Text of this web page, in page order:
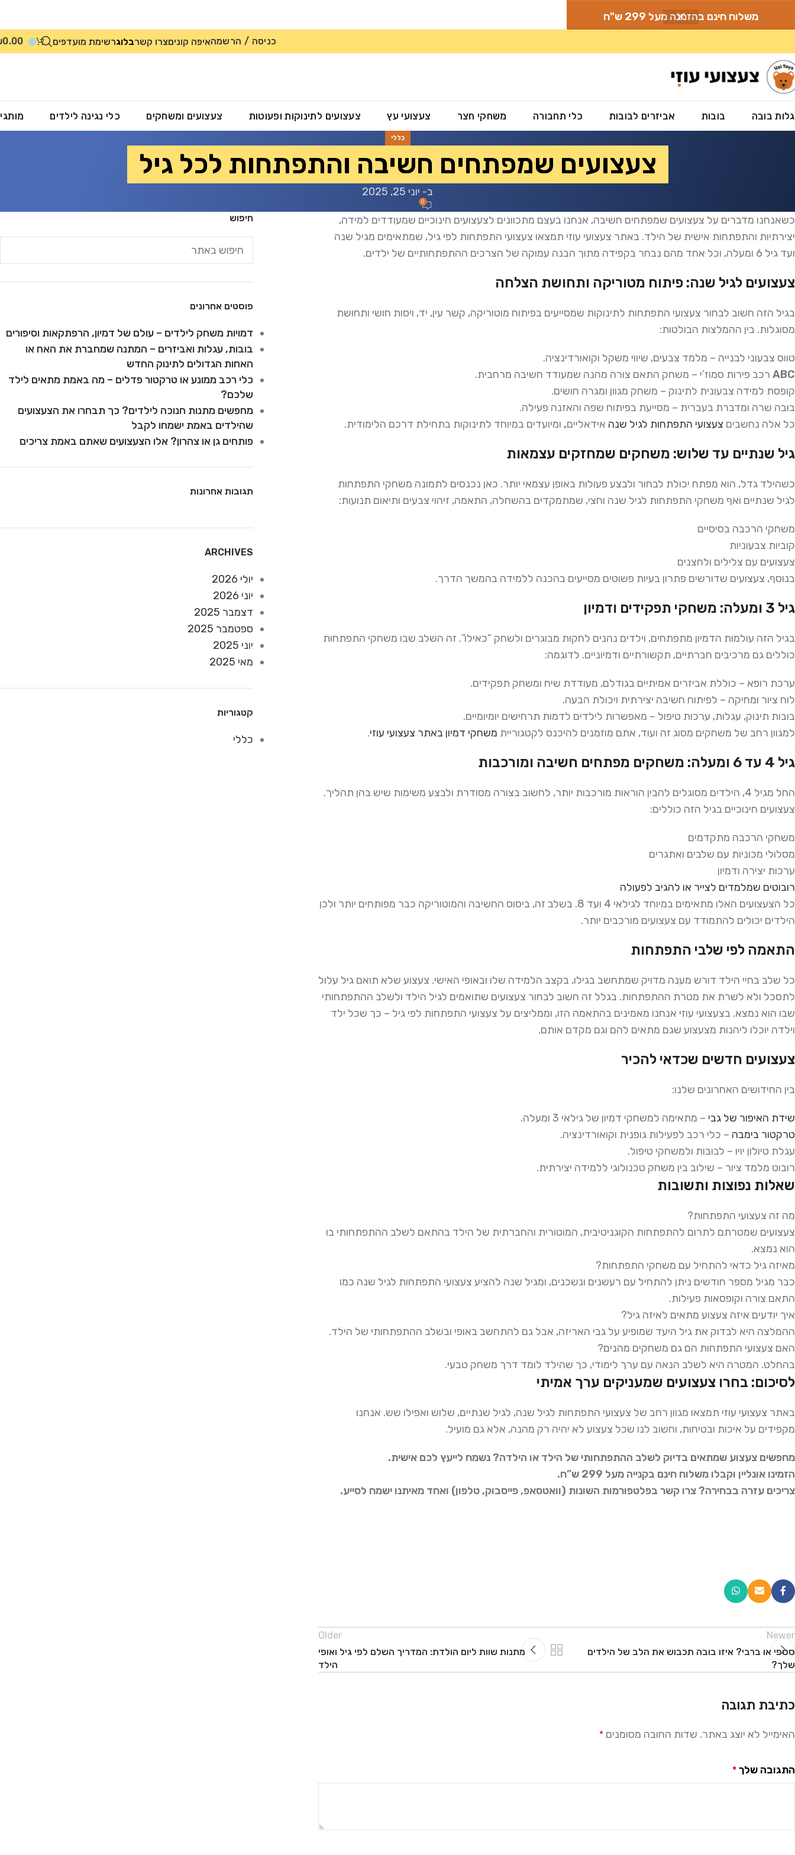
משלוח חינם בהזמנה מעל 299 ש"ח
כניסה / הרשמהאיפה קוניםצרו קשרבלוגרשימת מועדפים 0.00
בובה בובות אביזרים לבובות כלי תחבורה משחקי חצר צעצועי עץ צעצועים לתינוקות ופעוטות צעצועים ומשחקים כלי נגינה לילדים
כללי
צעצועים שמפתחים חשיבה והתפתחות לכל גיל
ב- יוני 25, 2025
0
כשאנחנו מדברים על צעצועים שמפתחים חשיבה, אנחנו בעצם מתכוונים לצעצועים חינוכיים שמעודדים למידה,
יצירתיות והתפתחות אישית של הילד. באתר צעצועי עוזי תמצאו צעצועי התפתחות לפי גיל, שמתאימים מגיל שנה
ועד גיל 6 ומעלה, וכל אחד מהם נבחר בקפידה מתוך הבנה עמוקה של הצרכים ההתפתחותיים של ילדים.
צעצועים לגיל שנה: פיתוח מטוריקה ותחושת הצלחה
בגיל הזה חשוב לבחור צעצועי התפתחות לתינוקות שמסייעים בפיתוח מוטוריקה, קשר עין, יד, ויסות חושי ותחושת
מסוגלות. בין ההמלצות הבולטות:
טווס צבעוני לבנייה – מלמד צבעים, שיווי משקל וקואורדינציה.
ABC רכב פירות סמוז’י – משחק התאם צורה מהנה שמעודד חשיבה מרחבית.
קופסת למידה צבעונית לתינוק – משחק מגוון ומגרה חושים.
בובה שרה ומדברת בעברית – מסייעת בפיתוח שפה והאזנה פעילה.
כל אלה נחשבים צעצועי התפתחות לגיל שנה אידאליים, ומיועדים במיוחד לתינוקות בתחילת דרכם הלימודית.
גיל שנתיים עד שלוש: משחקים שמחזקים עצמאות
כשהילד גדל, הוא מפתח יכולת לבחור ולבצע פעולות באופן עצמאי יותר. כאן נכנסים לתמונה משחקי התפתחות
לגיל שנתיים ואף משחקי התפתחות לגיל שנה וחצי, שמתמקדים בהשחלה, התאמה, זיהוי צבעים ותיאום תנועות:
משחקי הרכבה בסיסיים
קוביות צבעוניות
צעצועים עם צלילים ולחצנים
בנוסף, צעצועים שדורשים פתרון בעיות פשוטים מסייעים בהכנה ללמידה בהמשך הדרך.
גיל 3 ומעלה: משחקי תפקידים ודמיון
בגיל הזה עולמות הדמיון מתפתחים, וילדים נהנים לחקות מבוגרים ולשחק “כאילו”. זה השלב שבו משחקי התפתחות
כוללים גם מרכיבים חברתיים, תקשורתיים ודמיוניים. לדוגמה:
ערכת רופא – כוללת אביזרים אמיתיים בגודלם, מעודדת שיח ומשחק תפקידים.
לוח ציור ומחיקה – לפיתוח חשיבה יצירתית ויכולת הבעה.
בובות תינוק, עגלות, ערכות טיפול – מאפשרות לילדים לדמות תרחישים יומיומיים.
למגוון רחב של משחקים מסוג זה ועוד, אתם מוזמנים להיכנס לקטגוריית משחקי דמיון באתר צעצועי עוזי.
גיל 4 עד 6 ומעלה: משחקים מפתחים חשיבה ומורכבות
החל מגיל 4, הילדים מסוגלים להבין הוראות מורכבות יותר, לחשוב בצורה מסודרת ולבצע משימות שיש בהן תהליך.
צעצועים חינוכיים בגיל הזה כוללים:
משחקי הרכבה מתקדמים
מסלולי מכוניות עם שלבים ואתגרים
ערכות יצירה ודמיון
רובוטים שמלמדים לצייר או להגיב לפעולה
כל הצעצועים האלו מתאימים במיוחד לגילאי 4 ועד 8. בשלב זה, ביסוס החשיבה והמוטוריקה כבר מפותחים יותר ולכן
הילדים יכולים להתמודד עם צעצועים מורכבים יותר.
התאמה לפי שלבי התפתחות
כל שלב בחיי הילד דורש מענה מדויק שמתחשב בגילו, בקצב הלמידה שלו ובאופי האישי. צעצוע שלא תואם גיל עלול
לתסכל ולא לשרת את מטרת ההתפתחות. בגלל זה חשוב לבחור צעצועים שתואמים לגיל הילד ולשלב ההתפתחותי
שבו הוא נמצא. בצעצועי עוזי אנחנו מאמינים בהתאמה הזו, וממליצים על צעצועי התפתחות לפי גיל – כך שכל ילד
וילדה יוכלו ליהנות מצעצוע שגם מתאים להם וגם מקדם אותם.
צעצועים חדשים שכדאי להכיר
בין החידושים האחרונים שלנו:
שידת האיפור של גבי – מתאימה למשחקי דמיון של גילאי 3 ומעלה.
טרקטור בימבה – כלי רכב לפעילות גופנית וקואורדינציה.
עגלת טיולון יויו – לבובות ולמשחקי טיפול.
רובוט מלמד ציור – שילוב בין משחק טכנולוגי ללמידה יצירתית.
שאלות נפוצות ותשובות
מה זה צעצועי התפתחות?
צעצועים שמטרתם לתרום להתפתחות הקוגניטיבית, המוטורית והחברתית של הילד בהתאם לשלב ההתפתחותי בו
הוא נמצא.
מאיזה גיל כדאי להתחיל עם משחקי התפתחות?
כבר מגיל מספר חודשים ניתן להתחיל עם רעשנים ונשכנים, ומגיל שנה להציע צעצועי התפתחות לגיל שנה כמו
התאם צורה וקופסאות פעילות.
איך יודעים איזה צעצוע מתאים לאיזה גיל?
ההמלצה היא לבדוק את גיל היעד שמופיע על גבי האריזה, אבל גם להתחשב באופי ובשלב ההתפתחותי של הילד.
האם צעצועי התפתחות הם גם משחקים מהנים?
בהחלט. המטרה היא לשלב הנאה עם ערך לימודי, כך שהילד לומד דרך משחק טבעי.
לסיכום: בחרו צעצועים שמעניקים ערך אמיתי
באתר צעצועי עוזי תמצאו מגוון רחב של צעצועי התפתחות לגיל שנה, לגיל שנתיים, שלוש ואפילו שש. אנחנו
מקפידים על איכות ובטיחות, וחשוב לנו שכל צעצוע לא יהיה רק מהנה, אלא גם מועיל.
מחפשים צעצוע שמתאים בדיוק לשלב ההתפתחותי של הילד או הילדה? נשמח לייעץ לכם אישית.
הזמינו אונליין וקבלו משלוח חינם בקנייה מעל 299 ש”ח.
צריכים עזרה בבחירה? צרו קשר בפלטפורמות השונות (וואטסאפ, פייסבוק, טלפון) ואחד מאיתנו ישמח לסייע.
Newer
סטפי או ברבי? איזו בובה תכבוש את הלב של הילדים
שלך?
Older
מתנות שוות ליום הולדת: המדריך השלם לפי גיל ואופי
הילד
כתיבת תגובה
האימייל לא יוצג באתר. שדות החובה מסומנים *
התגובה שלך *
Alternative:
חיפוש
פוסטים אחרונים
דמויות משחק לילדים – עולם של דמיון, הרפתקאות וסיפורים
בובות, עגלות ואביזרים – המתנה שמחברת את האח או
האחות הגדולים לתינוק החדש
כלי רכב ממונע או טרקטור פדלים – מה באמת מתאים לילד
שלכם?
מחפשים מתנות חנוכה לילדים? כך תבחרו את הצעצועים
שהילדים באמת ישמחו לקבל
פותחים גן או צהרון? אלו הצעצועים שאתם באמת צריכים
תגובות אחרונות
ARCHIVES
יולי 2026
יוני 2026
דצמבר 2025
ספטמבר 2025
יוני 2025
מאי 2025
קטגוריות
כללי